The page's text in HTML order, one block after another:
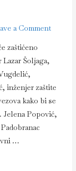
a Comment
zaštićeno
Šoljaga,
inženjer zaštite
kako bi se
Jelena Popović,
…